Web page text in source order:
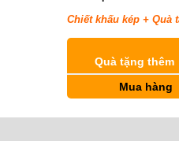
Chiết khấu kép + Quà
Quà tặng thêm
Mua hàng